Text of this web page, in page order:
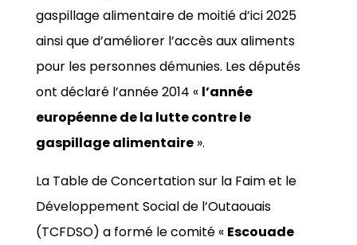
gaspillage alimentaire de moitié d’ici 2025
ainsi que d’améliorer l’accès aux aliments
pour les personnes démunies. Les députés
ont déclaré l’année 2014 « l’année
européenne de la lutte contre le
gaspillage alimentaire».
La Table de Concertation sur la Faim et le
Développement Social de l’Outaouais
(TCFDSO) a formé le comité « Escouade